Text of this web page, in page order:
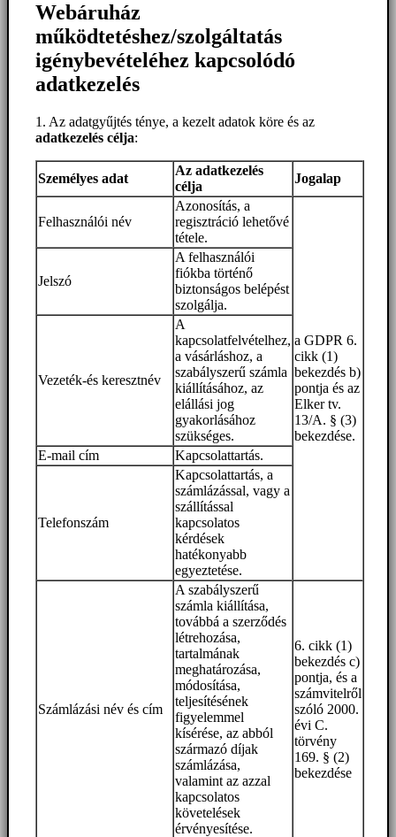
Webáruház
működtetéshez/szolgáltatás
igénybevételéhez kapcsolódó
adatkezelés
1. Az adatgyűjtés ténye, a kezelt adatok köre és az
adatkezelés célja:
Személyes adat
Az adatkezelés
célja
Jogalap
Felhasználói név
Azonosítás, a
regisztráció lehetővé
tétele.
a GDPR 6.
cikk (1)
bekezdés b)
pontja és az
Elker tv.
13/A. § (3)
bekezdése.
Jelszó
A felhasználói
fiókba történő
biztonságos belépést
szolgálja.
Vezeték-és keresztnév
A
kapcsolatfelvételhez,
a vásárláshoz, a
szabályszerű számla
kiállításához, az
elállási jog
gyakorlásához
szükséges.
E-mail cím
Kapcsolattartás.
Telefonszám
Kapcsolattartás, a
számlázással, vagy a
szállítással
kapcsolatos
kérdések
hatékonyabb
egyeztetése.
Számlázási név és cím
A szabályszerű
számla kiállítása,
továbbá a szerződés
létrehozása,
tartalmának
meghatározása,
módosítása,
teljesítésének
figyelemmel
kísérése, az abból
származó díjak
számlázása,
valamint az azzal
kapcsolatos
követelések
érvényesítése.
6. cikk (1)
bekezdés c)
pontja, és a
számvitelről
szóló 2000.
évi C.
törvény
169. § (2)
bekezdése